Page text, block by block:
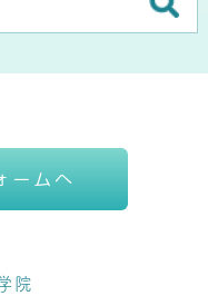
ームへ
院